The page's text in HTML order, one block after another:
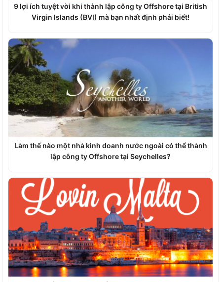
9 lợi ích tuyệt vời khi thành lập công ty Offshore tại British
Virgin Islands (BVI) mà bạn nhất định phải biết!
Làm thế nào một nhà kinh doanh nước ngoài có thể thành
lập công ty Offshore tại Seychelles?